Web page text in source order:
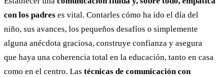
con los padres es vital. Contarles cómo ha ido el día del
niño, sus avances, los pequeños desafíos o simplemente
alguna anécdota graciosa, construye confianza y asegura
que haya una coherencia total en la educación, tanto en casa
como en el centro. Las técnicas de comunicación con